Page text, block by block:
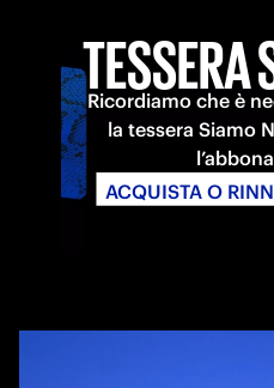
TESSERA
Ricordiamo che è
la tessera Siamo
ACQUISTA O